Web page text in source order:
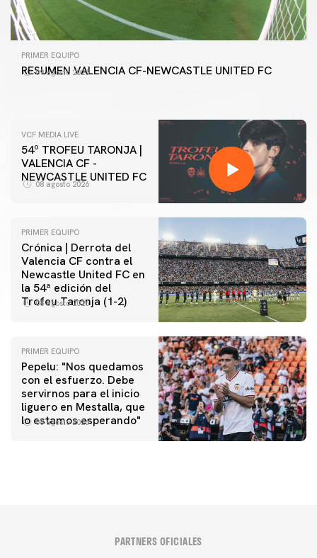
PRIMER EQUIPO
RESUMEN VALENCIA CF-NEWCASTLE UNITED FC
09 agosto 2026
PRIMER EQUIPO
GALERÍA | VALENCIA CF - NEWCASTLE UNITED FC
54ª EDICIÓN TROFEU TARONJA
VCF MEDIA LIVE
54º TROFEU TARONJA |
VALENCIA CF -
NEWCASTLE UNITED FC
08 agosto 2026
PRIMER EQUIPO
Crónica | Derrota del
Valencia CF contra el
Newcastle United FC en
la 54ª edición del
Trofeu Taronja (1-2)
08 agosto 2026
PRIMER EQUIPO
Pepelu: "Nos quedamos
con el esfuerzo. Debe
servirnos para el inicio
liguero en Mestalla, que
lo estamos esperando"
08 agosto 2026
PARTNERS OFICIALES